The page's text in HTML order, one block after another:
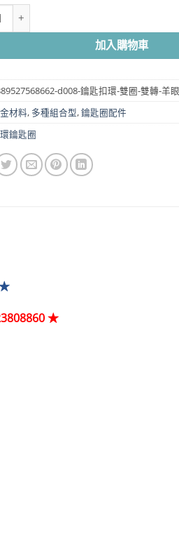
鑰匙扣環+雙圈+雙轉+羊眼 - 鎳色
加入購物車
d008-鑰匙扣環-雙圈-雙轉-羊
材料, 多種組合型,鑰匙圈配件
鑰匙圈
★
★